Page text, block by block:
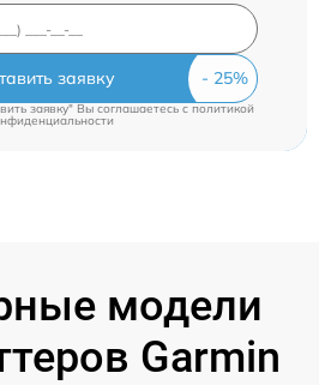
заявку
заявку" Вы соглашаетесь cполитикой
модели
Garmin